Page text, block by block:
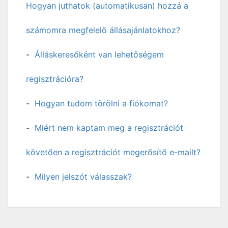
Hogyan juthatok (automatikusan) hozzá a
számomra megfelelő állásajánlatokhoz?
Álláskeresőként van lehetőségem
regisztrációra?
Hogyan tudom törölni a fiókomat?
Miért nem kaptam meg a regisztrációt
követően a regisztrációt megerősítő e-mailt?
Milyen jelszót válasszak?